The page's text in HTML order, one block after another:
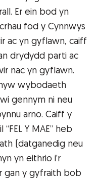
Er ein bod yn
fod y Cynnwys
ac yn gyflawn, caiff
drydydd parti ac
nac yn gyflawn.
wybodaeth
gennym ni neu
arno. Caiff y
Y MAE” heb
(datganedig neu
yn eithrio i’r
gan y gyfraith bob